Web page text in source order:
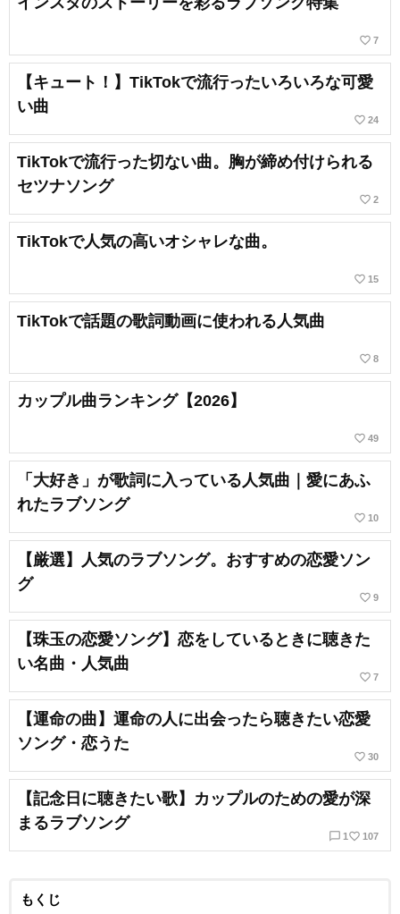
favorite_border 7
【キュート！】TikTokで流行ったいろいろな可愛
い曲
favorite_border 24
TikTokで流行った切ない曲。胸が締め付けられる
セツナソング
favorite_border 2
TikTokで人気の高いオシャレな曲。
favorite_border 15
TikTokで話題の歌詞動画に使われる人気曲
favorite_border 8
カップル曲ランキング【2026】
favorite_border 49
「大好き」が歌詞に入っている人気曲｜愛にあふ
れたラブソング
favorite_border 10
【厳選】人気のラブソング。おすすめの恋愛ソン
グ
favorite_border 9
【珠玉の恋愛ソング】恋をしているときに聴きた
い名曲・人気曲
favorite_border 7
【運命の曲】運命の人に出会ったら聴きたい恋愛
ソング・恋うた
favorite_border 30
【記念日に聴きたい歌】カップルのための愛が深
まるラブソング
chat_bubble_outline 1 favorite_border 107
もくじ